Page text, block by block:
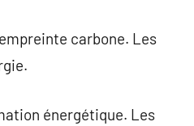
carbone. Les
énergétique. Les